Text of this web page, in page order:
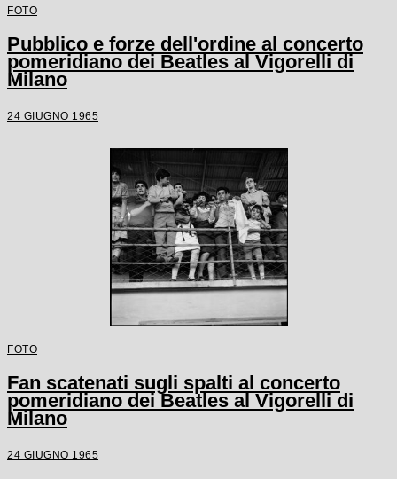
FOTO
Pubblico e forze dell'ordine al concerto
pomeridiano dei Beatles al Vigorelli di
Milano
24 GIUGNO 1965
FOTO
Fan scatenati sugli spalti al concerto
pomeridiano dei Beatles al Vigorelli di
Milano
24 GIUGNO 1965